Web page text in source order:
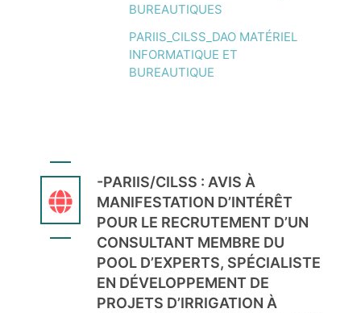
BUREAUTIQUES
PARIIS_CILSS_DAO MATÉRIEL
INFORMATIQUE ET
BUREAUTIQUE
-PARIIS/CILSS : AVIS À
MANIFESTATION D’INTÉRÊT
POUR LE RECRUTEMENT D’UN
CONSULTANT MEMBRE DU
POOL D’EXPERTS, SPÉCIALISTE
EN DÉVELOPPEMENT DE
PROJETS D’IRRIGATION À